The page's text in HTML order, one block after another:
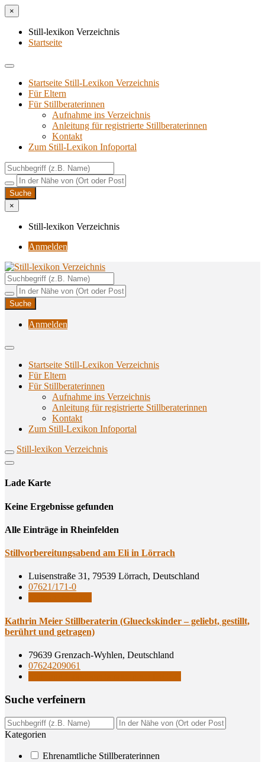
×
Still-lexikon Verzeichnis
Startseite
Startseite Still-Lexikon Verzeichnis
Für Eltern
Für Stillberaterinnen
Aufnahme ins Verzeichnis
Anlei­tung für regis­trier­te Stillberaterinnen
Kon­takt
Zum Still-Lexikon Infoportal
×
Still-lexikon Verzeichnis
Anmelden
Still-lexikon Verzeichnis
Unterstützungsangebote rund ums Stillen
Anmelden
Startseite Still-Lexikon Verzeichnis
Für Eltern
Für Stillberaterinnen
Aufnahme ins Verzeichnis
Anlei­tung für regis­trier­te Stillberaterinnen
Kon­takt
Zum Still-Lexikon Infoportal
Still-lexikon Verzeichnis
Lade Karte
Кeine Ergebnisse gefunden
Alle Einträge in Rheinfelden
Still­vor­be­rei­tungs­abend am Eli in Lörrach
Luisenstraße 31, 79539 Lörrach, Deutschland
07621/171-0
Kath­rin Mei­er Still­be­ra­te­rin (Gluecks­kin­der – geliebt, gestillt,
berührt und getragen)
79639 Grenzach-Wyhlen, Deutschland
07624209061
Suche ver­fei­nern
Kategorien
Ehrenamtliche Stillberaterinnen